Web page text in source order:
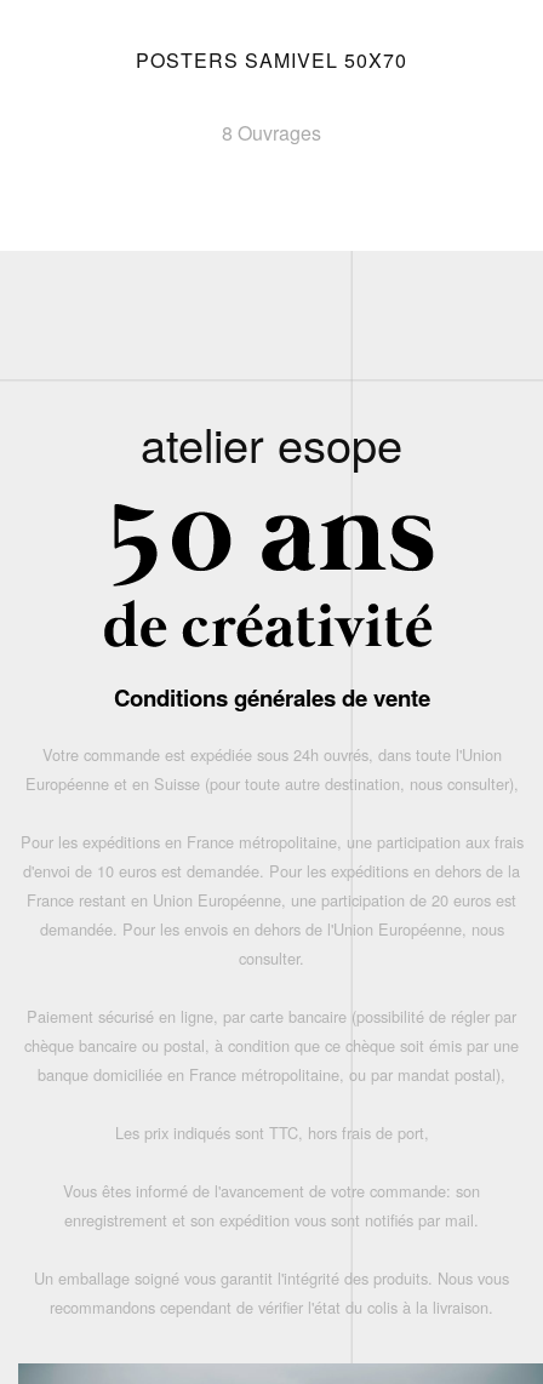
POSTERS SAMIVEL 50X70
8 Ouvrages
atelier esope
Conditions générales de vente
Votre commande est expédiée sous 24h ouvrés, dans toute l'Union
Européenne et en Suisse (pour toute autre destination, nous consulter),
Pour les expéditions en France métropolitaine, une participation aux frais
d'envoi de 10 euros est demandée. Pour les expéditions en dehors de la
France restant en Union Européenne, une participation de 20 euros est
demandée. Pour les envois en dehors de l'Union Européenne, nous
consulter.
Paiement sécurisé en ligne, par carte bancaire (possibilité de régler par
chèque bancaire ou postal, à condition que ce chèque soit émis par une
banque domiciliée en France métropolitaine, ou par mandat postal),
Les prix indiqués sont TTC, hors frais de port,
Vous êtes informé de l'avancement de votre commande: son
enregistrement et son expédition vous sont notifiés par mail.
Un emballage soigné vous garantit l'intégrité des produits. Nous vous
recommandons cependant de vérifier l'état du colis à la livraison.